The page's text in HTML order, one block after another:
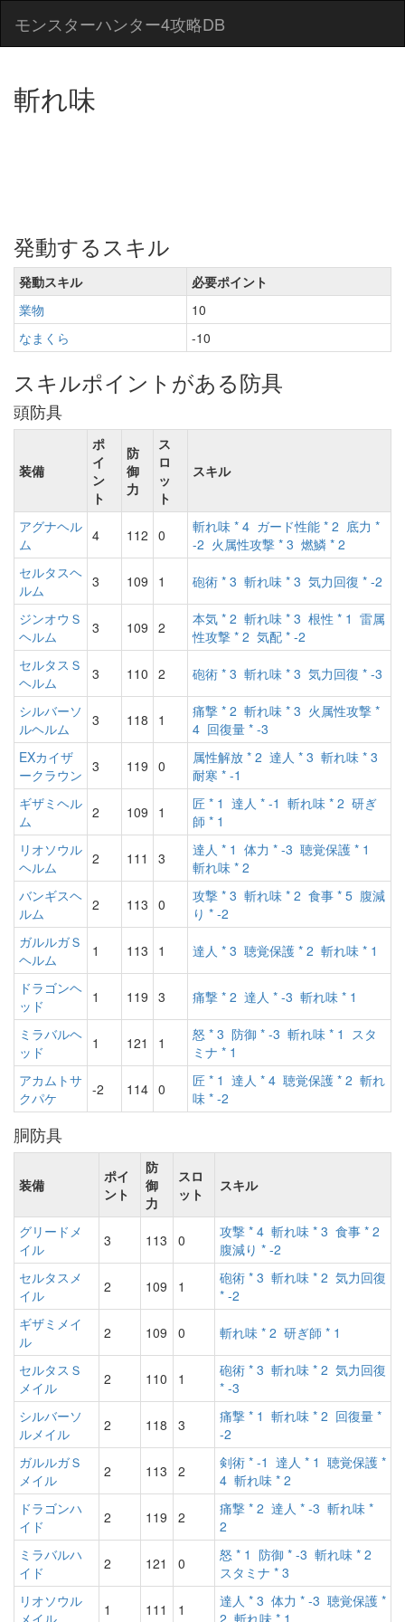
モンスターハンター4攻略DB
斬れ味
発動するスキル
発動スキル
必要ポイント
業物
10
なまくら
-10
スキルポイントがある防具
頭防具
装備
ポ
イ
ン
ト
防
御
力
ス
ロ
ッ
ト
スキル
アグナヘル
ム
4 112 0 斬れ味 * 4 ガード性能 * 2 底力 *
-2 火属性攻撃 * 3 燃鱗 * 2
セルタスヘ
ルム
3 109 1 砲術 * 3 斬れ味 * 3 気力回復 * -2
ジンオウＳ
ヘルム
3 109 2 本気 * 2 斬れ味 * 3 根性 * 1 雷属
性攻撃 * 2 気配 * -2
セルタスＳ
ヘルム
3 110 2 砲術 * 3 斬れ味 * 3 気力回復 * -3
シルバーソ
ルヘルム
3 118 1 痛撃 * 2 斬れ味 * 3 火属性攻撃 *
4 回復量 * -3
EXカイザ
ークラウン 3 119 0 属性解放 * 2 達人 * 3 斬れ味 * 3
耐寒 * -1
ギザミヘル
ム
2 109 1 匠 * 1 達人 * -1 斬れ味 * 2 研ぎ
師 * 1
リオソウル
ヘルム
2 111 3 達人 * 1 体力 * -3 聴覚保護 * 1
斬れ味 * 2
バンギスヘ
ルム
2 113 0 攻撃 * 3 斬れ味 * 2 食事 * 5 腹減
り * -2
ガルルガＳ
ヘルム
1 113 1 達人 * 3 聴覚保護 * 2 斬れ味 * 1
ドラゴンヘ
ッド
1 119 3 痛撃 * 2 達人 * -3 斬れ味 * 1
ミラバルヘ
ッド
1 121 1 怒 * 3 防御 * -3 斬れ味 * 1 スタ
ミナ * 1
アカムトサ
クパケ
-2 114 0 匠 * 1 達人 * 4 聴覚保護 * 2 斬れ
味 * -2
胴防具
装備
ポイ
ント
防
御
力
スロ
ット
スキル
グリードメ
イル
3 113 0 攻撃 * 4 斬れ味 * 3 食事 * 2
腹減り * -2
セルタスメ
イル
2 109 1 砲術 * 3 斬れ味 * 2 気力回復
* -2
ギザミメイ
ル
2 109 0 斬れ味 * 2 研ぎ師 * 1
セルタスＳ
メイル
2 110 1 砲術 * 3 斬れ味 * 2 気力回復
* -3
シルバーソ
ルメイル
2 118 3 痛撃 * 1 斬れ味 * 2 回復量 *
-2
ガルルガＳ
メイル
2 113 2 剣術 * -1 達人 * 1 聴覚保護 *
4 斬れ味 * 2
ドラゴンハ
イド
2 119 2 痛撃 * 2 達人 * -3 斬れ味 *
2
ミラバルハ
イド
2 121 0 怒 * 1 防御 * -3 斬れ味 * 2
スタミナ * 3
リオソウル
メイル
1 111 1 達人 * 3 体力 * -3 聴覚保護 *
2 斬れ味 * 1